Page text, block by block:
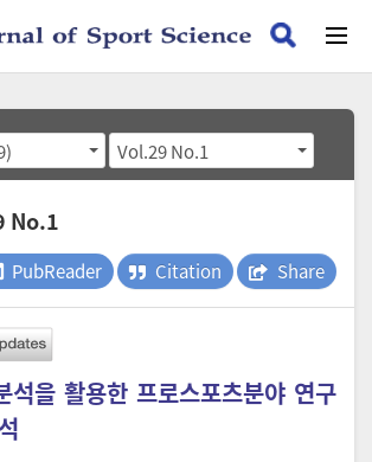
Vol.29 No.1
No.1
PubReader Citation Share
석을 활용한 프로스포츠분야 연구